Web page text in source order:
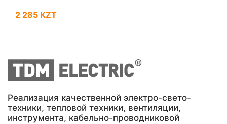
2 285 KZT
Реализация качественной электро-свето-
техники, тепловой техники, вентиляции,
инструмента, кабельно-проводниковой